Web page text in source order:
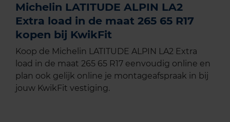
Michelin LATITUDE ALPIN LA2
Extra load in de maat 265 65 R17
kopen bij KwikFit
Koop de Michelin LATITUDE ALPIN LA2 Extra
load in de maat 265 65 R17 eenvoudig online en
plan ook gelijk online je montageafspraak in bij
jouw KwikFit vestiging.